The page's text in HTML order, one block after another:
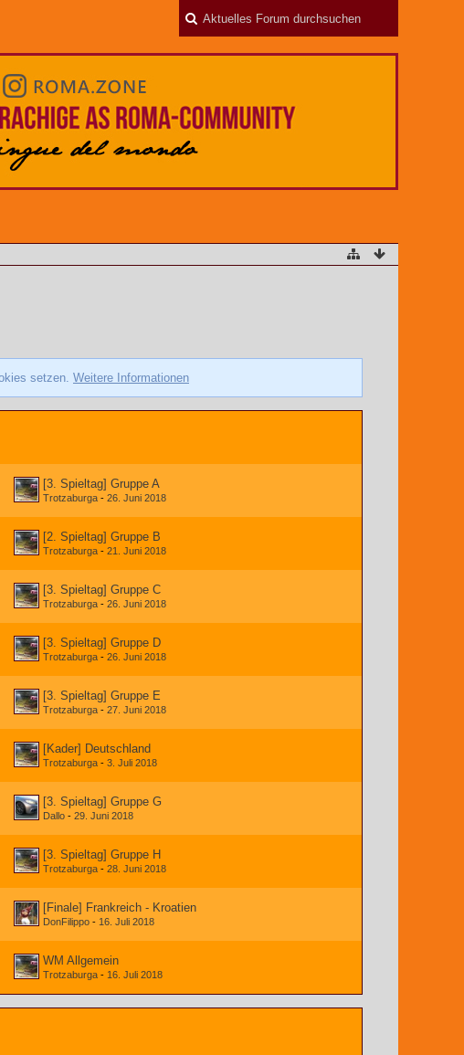
setzen. Weitere Informationen
[3. Spieltag] Gruppe A
Trotzaburga- 26. Juni 2018
[2. Spieltag] Gruppe B
Trotzaburga- 21. Juni 2018
[3. Spieltag] Gruppe C
Trotzaburga- 26. Juni 2018
[3. Spieltag] Gruppe D
Trotzaburga- 26. Juni 2018
[3. Spieltag] Gruppe E
Trotzaburga- 27. Juni 2018
[Kader] Deutschland
Trotzaburga- 3. Juli 2018
[3. Spieltag] Gruppe G
Dallo- 29. Juni 2018
[3. Spieltag] Gruppe H
Trotzaburga- 28. Juni 2018
[Finale] Frankreich - Kroatien
DonFilippo- 16. Juli 2018
WM Allgemein
Trotzaburga- 16. Juli 2018